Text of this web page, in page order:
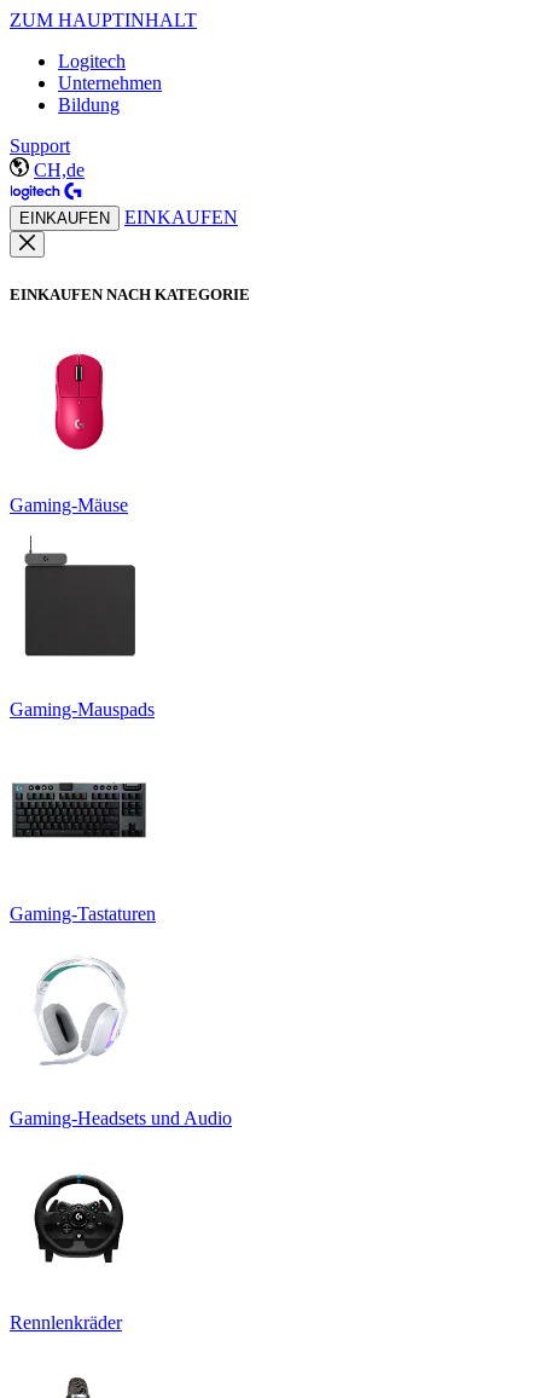
ZUM HAUPTINHALT
Logitech
Unternehmen
Bildung
Support
CH,de
EINKAUFEN EINKAUFEN
EINKAUFEN NACH KATEGORIE
Gaming-Mäuse
Gaming-Mauspads
Gaming-Tastaturen
Gaming-Headsets und Audio
Rennlenkräder